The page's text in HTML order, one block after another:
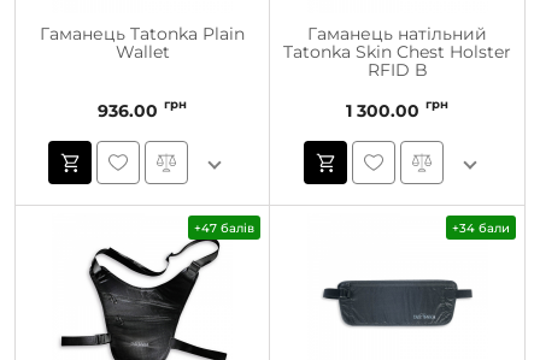
Гаманець Tatonka Plain
Wallet
936.00 грн
Гаманець натільний
Tatonka Skin Chest Holster
RFID B
1 300.00 грн
+47 балів +34 бали